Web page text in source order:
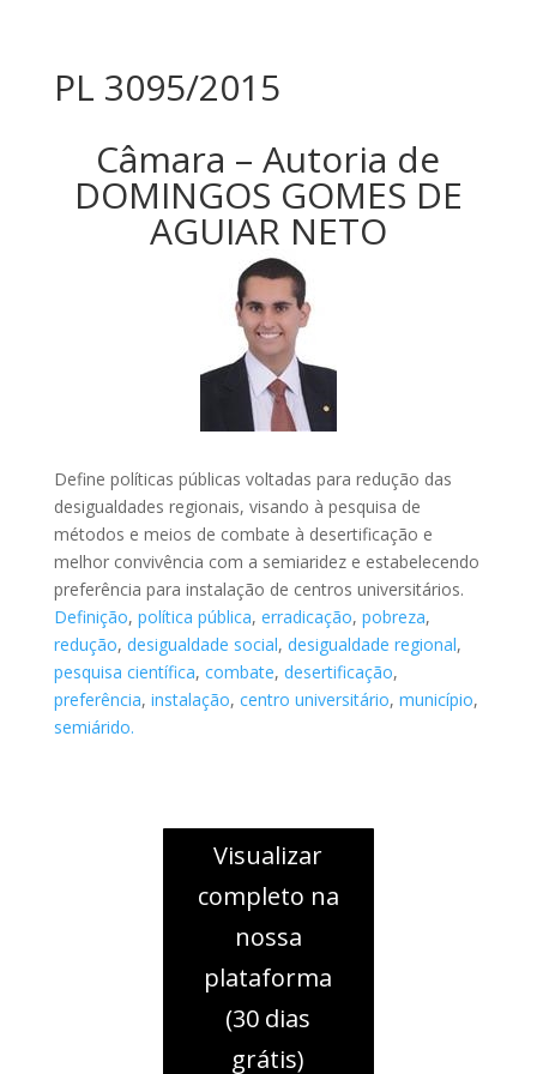
PL 3095/2015
Câmara – Autoria de
DOMINGOS GOMES DE
AGUIAR NETO
Define políticas públicas voltadas para redução das
desigualdades regionais, visando à pesquisa de
métodos e meios de combate à desertificação e
melhor convivência com a semiaridez e estabelecendo
preferência para instalação de centros universitários.
Definição, política pública, erradicação, pobreza,
redução, desigualdade social, desigualdade regional,
pesquisa científica, combate, desertificação,
preferência, instalação, centro universitário, município,
semiárido.
Visualizar
completo na
nossa
plataforma
(30 dias
grátis)